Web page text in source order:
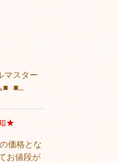
スター
■ ■...
★
価格とな
お値段が